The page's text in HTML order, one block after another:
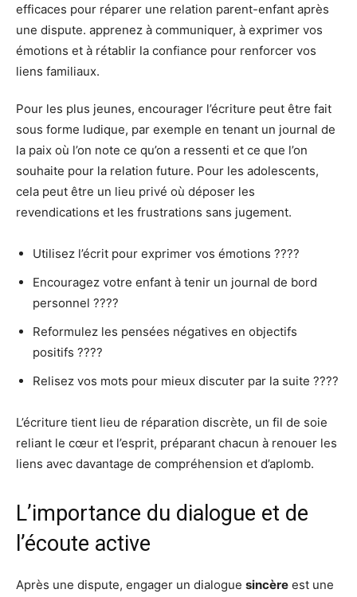
Pour les plus jeunes, encourager l’écriture peut être fait
sous forme ludique, par exemple en tenant un journal de
la paix où l’on note ce qu’on a ressenti et ce que l’on
souhaite pour la relation future. Pour les adolescents,
cela peut être un lieu privé où déposer les
revendications et les frustrations sans jugement.
Utilisez l’écrit pour exprimer vos émotions ????
Encouragez votre enfant à tenir un journal de bord
personnel ????
Reformulez les pensées négatives en objectifs
positifs ????
Relisez vos mots pour mieux discuter par la suite ????
L’écriture tient lieu de réparation discrète, un fil de soie
reliant le cœur et l’esprit, préparant chacun à renouer les
liens avec davantage de compréhension et d’aplomb.
L’importance du dialogue et de
l’écoute active
Après une dispute, engager un dialogue sincère est une